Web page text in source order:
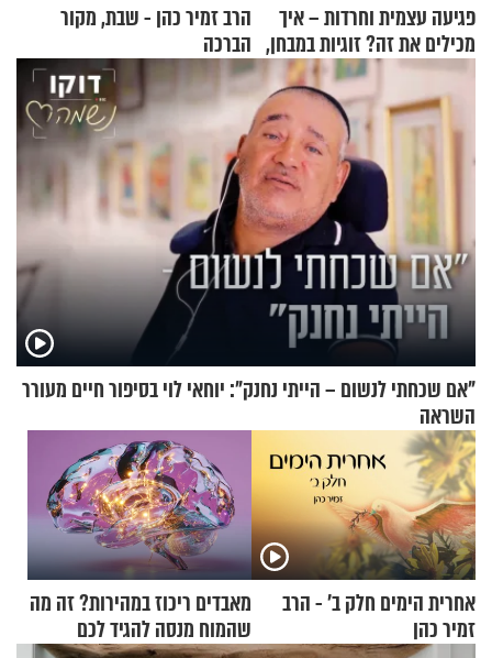
פגיעה עצמית וחרדות – איך
מכילים את זה? זוגיות במבחן,
הפעם עם יהודית ואלתר כהן
הרב זמיר כהן - שבת, מקור
הברכה
"אם שכחתי לנשום – הייתי נחנק": יוחאי לוי בסיפור חיים מעורר
השראה
אחרית הימים חלק ב’ - הרב
זמיר כהן
מאבדים ריכוז במהירות? זה מה
שהמוח מנסה להגיד לכם